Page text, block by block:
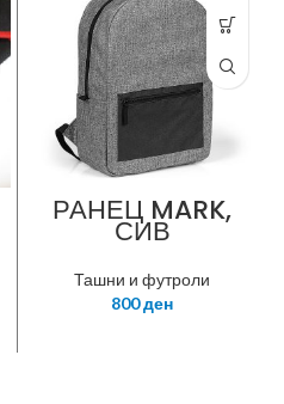
РАНЕЦ MARK,
СИВ
Ташни и футроли
800ден